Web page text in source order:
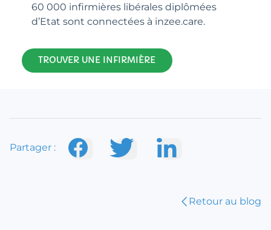
60 000 infirmières libérales diplômées
d’Etat sont connectées à inzee.care.
TROUVER UNE INFIRMIÈRE
Retour au blog
Partager :